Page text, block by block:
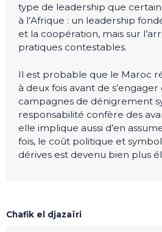
type de leadership que
à l’Afrique : un leadership
et la coopération, mais sur
pratiques contestables.
Il est probable que le Maroc
à deux fois avant de s’engager
campagnes de dénigrement
responsabilité confère des
elle implique aussi d’en
fois, le coût politique et
dérives est devenu bien plus
Chafik el djazaïri